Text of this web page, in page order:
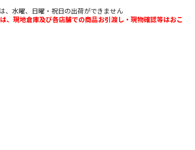
、水曜、日曜・祝日の出荷ができません
現地倉庫及び各店舗での商品お引渡し・現物確認等はおこ